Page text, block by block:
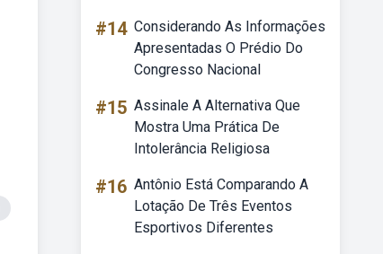
#14 Considerando As Informações
Apresentadas O Prédio Do
Congresso Nacional
#15 Assinale A Alternativa Que
Mostra Uma Prática De
Intolerância Religiosa
#16 Antônio Está Comparando A
Lotação De Três Eventos
Esportivos Diferentes